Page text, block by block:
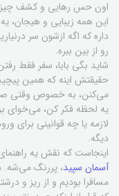
اون حس رهایی و کشف
این همه زیبایی و هیجان،
داره که اگه ازشون سر
رو از بین ببره.
شاید بگی بابا، سفر فقط
حقیقتش اینه که همین
می‌کنن، به خصوص وقتی
یه لحظه فکر کن، می‌خوای
لازمه یا چه قوانینی برای
دیگه.
اینجاست که نقش یه
آسمان سپید، پررنگ می‌شه.
مسافرا بودیم و از ریز و